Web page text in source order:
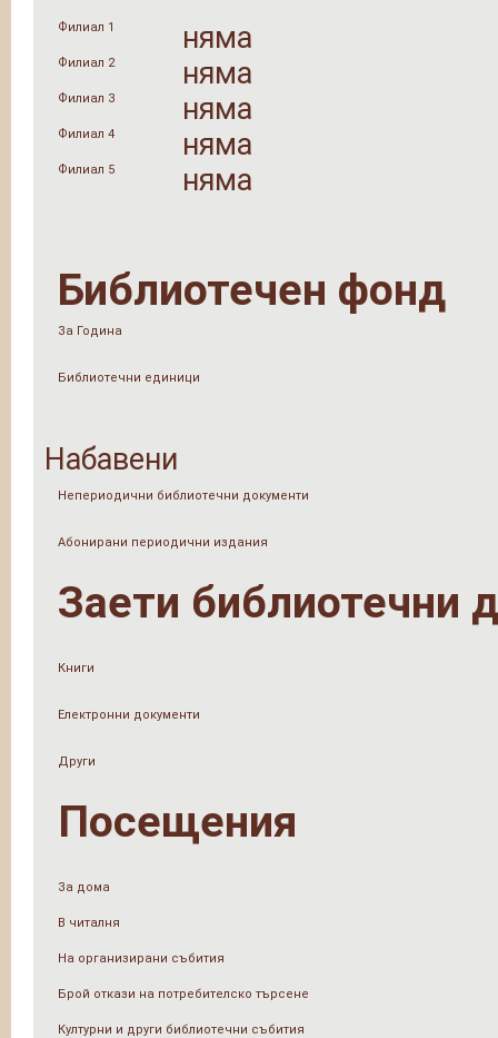
Филиал 1 няма
Филиал 2 няма
Филиал 3 няма
Филиал 4 няма
Филиал 5 няма
Библиотечен фонд
За Година
Библиотечни единици
Набавени
Непериодични библиотечни документи
Абонирани периодични издания
Заети библиотечни
Книги
Електронни документи
Други
Посещения
За дома
В читалня
На организирани събития
Брой откази на потребителско търсене
Културни и други библиотечни събития